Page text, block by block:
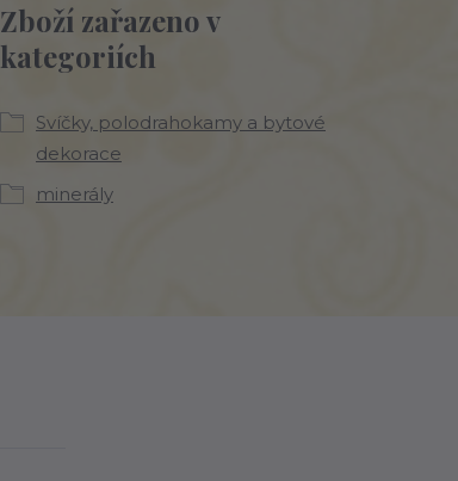
Zboží zařazeno v
kategoriích
Svíčky, polodrahokamy a bytové
dekorace
minerály